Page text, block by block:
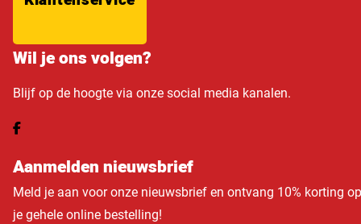
Wil je ons volgen?
Blijf op de hoogte via onze social media kanalen.
Aanmelden nieuwsbrief
Meld je aan voor onze nieuwsbrief en ontvang 10% korting op
je gehele online bestelling!